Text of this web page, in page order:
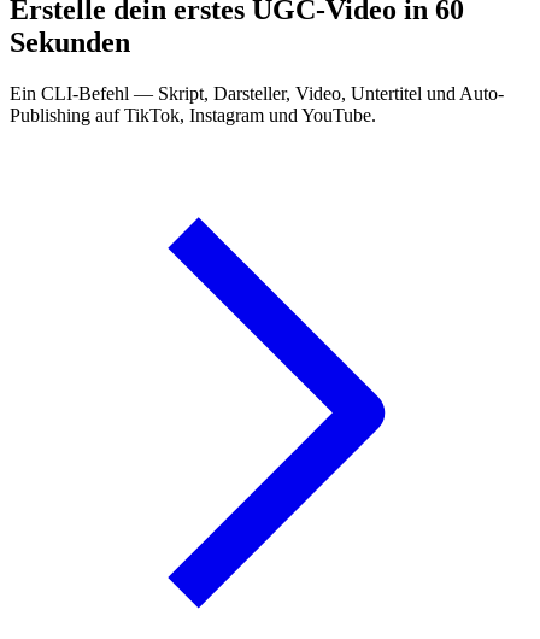
Erstelle dein erstes UGC-Video in 60
Sekunden
Ein CLI-Befehl — Skript, Darsteller, Video, Untertitel und Auto-
Publishing auf TikTok, Instagram und YouTube.